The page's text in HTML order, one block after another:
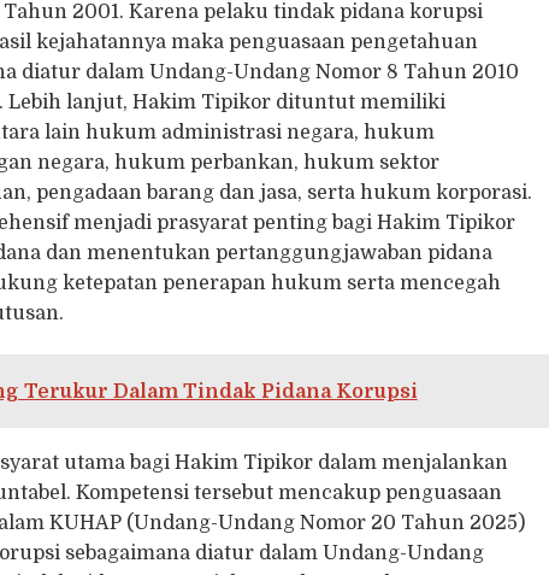
2001. Karena pelaku tindak pidana korupsi
kejahatannya maka penguasaan pengetahuan
diatur dalam Undang-Undang Nomor 8 Tahun 2010
Lebih lanjut, Hakim Tipikor dituntut memiliki
lain hukum administrasi negara, hukum
negara, hukum perbankan, hukum sektor
pengadaan barang dan jasa, serta hukum korporasi.
menjadi prasyarat penting bagi Hakim Tipikor
dan menentukan pertanggungjawaban pidana
ketepatan penerapan hukum serta mencegah
Terukur Dalam Tindak Pidana Korupsi
utama bagi Hakim Tipikor dalam menjalankan
Kompetensi tersebut mencakup penguasaan
KUHAP (Undang-Undang Nomor 20 Tahun 2025)
sebagaimana diatur dalam Undang-Undang